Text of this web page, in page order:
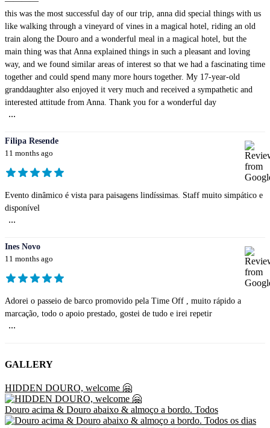
this was the most successful day of our trip, anna did special things with us
like walking through a vineyard of vines in a magical hotel, riding an old
train along the Douro and a wonderful meal in a magical hotel, but the
main thing was that Anna explained things in such a pleasant and loving
way, and we found similar areas of interest so that we had a fascinating time
together and could spend many more hours together. My 17-year-old
granddaughter also enjoyed it very much and received a sympathetic and
interested attitude from Anna. Thank you for a wonderful day
...
Filipa Resende
11 months ago
Evento dinâmico é vista para paisagens lindíssimas. Staff muito simpático e
disponível
...
Ines Novo
11 months ago
Adorei o passeio de barco promovido pela Time Off , muito rápido a
marcação, todo o apoio prestado, gostei de tudo e irei repetir
...
GALLERY
HIDDEN DOURO, welcome 🤗
Douro acima & Douro abaixo & almoço a bordo. Todos